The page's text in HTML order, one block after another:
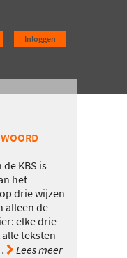
Inloggen
KBS is
het
drie wijzen
alleen de
elke drie
teksten
Lees meer